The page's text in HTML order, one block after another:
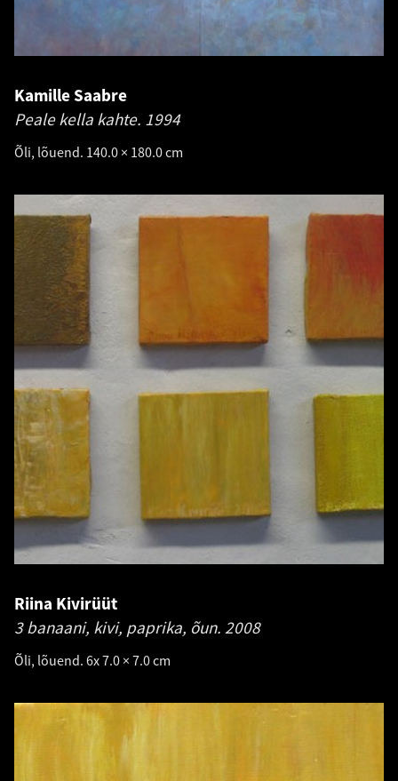
Kamille Saabre
Peale kella kahte. 1994
Õli, lõuend. 140.0 × 180.0 cm
Riina Kivirüüt
3 banaani, kivi, paprika, õun. 2008
Õli, lõuend. 6x 7.0 × 7.0 cm